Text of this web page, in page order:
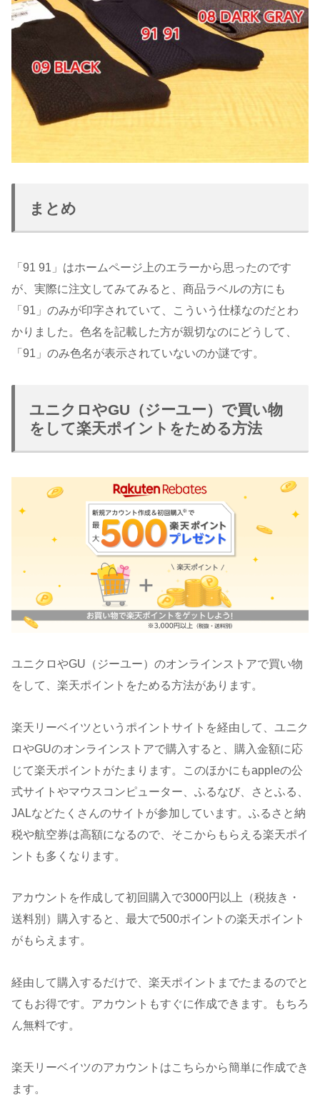
まとめ
「91 91」はホームページ上のエラーから思ったのです
が、実際に注文してみてみると、商品ラベルの方にも
「91」のみが印字されていて、こういう仕様なのだとわ
かりました。色名を記載した方が親切なのにどうして、
「91」のみ色名が表示されていないのか謎です。
ユニクロやGU（ジーユー）で買い物
をして楽天ポイントをためる方法
ユニクロやGU（ジーユー）のオンラインストアで買い物
をして、楽天ポイントをためる方法があります。
楽天リーベイツというポイントサイトを経由して、ユニク
ロやGUのオンラインストアで購入すると、購入金額に応
じて楽天ポイントがたまります。このほかにもappleの公
式サイトやマウスコンピューター、ふるなび、さとふる、
JALなどたくさんのサイトが参加しています。ふるさと納
税や航空券は高額になるので、そこからもらえる楽天ポイ
ントも多くなります。
アカウントを作成して初回購入で3000円以上（税抜き・
送料別）購入すると、最大で500ポイントの楽天ポイント
がもらえます。
経由して購入するだけで、楽天ポイントまでたまるのでと
てもお得です。アカウントもすぐに作成できます。もちろ
ん無料です。
楽天リーベイツのアカウントはこちらから簡単に作成でき
ます。